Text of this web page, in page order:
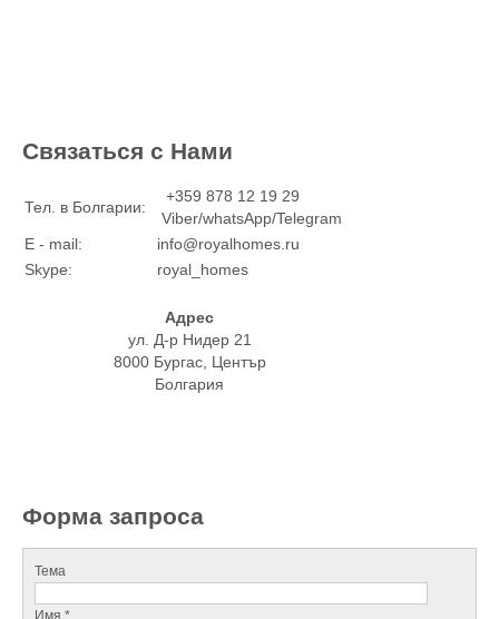
Связаться с Нами
Тел. в Болгарии:
+359 878 12 19 29
Viber/whatsApp/Telegram
E - mail:
info@royalhomes.ru
Skype:
royal_homes
Адрес
ул. Д-р Нидер 21
8000 Бургас, Център
Болгария
Форма запроса
Тема
Имя *